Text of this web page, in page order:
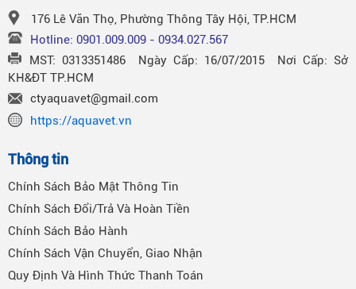
176 Lê Văn Thọ, Phường Thông Tây Hội, TP.HCM
Hotline: 0901.009.009 - 0934.027.567
MST: 0313351486 Ngày Cấp: 16/07/2015 Nơi Cấp: Sở
KH&ĐT TP.HCM
ctyaquavet@gmail.com
https://aquavet.vn
Thông tin
Chính Sách Bảo Mật Thông Tin
Chính Sách Đổi/Trả Và Hoàn Tiền
Chính Sách Bảo Hành
Chính Sách Vận Chuyển, Giao Nhận
Quy Định Và Hình Thức Thanh Toán